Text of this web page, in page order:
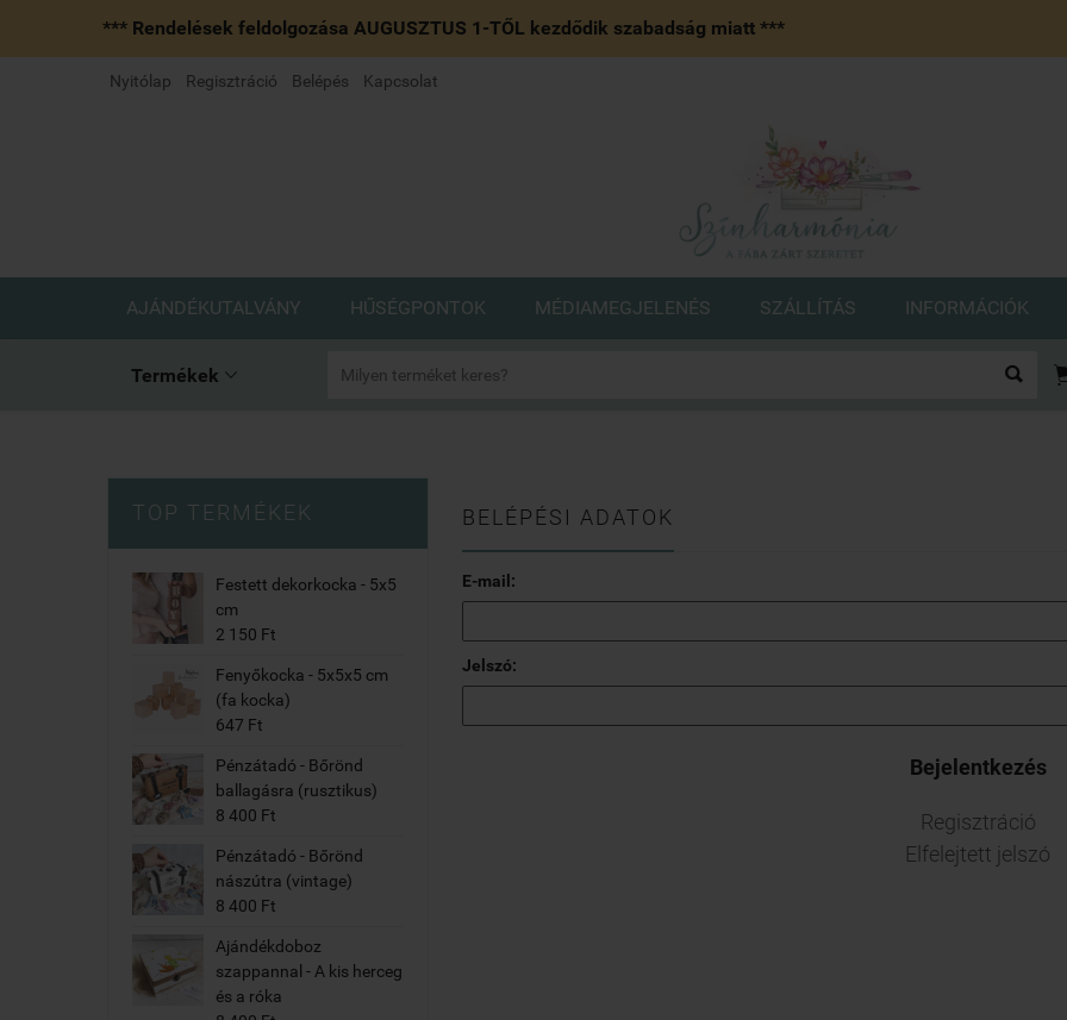
*** Rendelések feldolgozása AUGUSZTUS 1-TŐL kezdődik szabadság miatt ***
Nyitólap Regisztráció Belépés Kapcsolat
AJÁNDÉKUTALVÁNY HŰSÉGPONTOK MÉDIAMEGJELENÉS SZÁLLÍTÁS INFORMÁCIÓK
Termékek  
TOP TERMÉKEK
Festett dekorkocka - 5x5
cm
2 150 Ft
Fenyőkocka - 5x5x5 cm
(fa kocka)
647 Ft
Pénzátadó - Bőrönd
ballagásra (rusztikus)
8 400 Ft
Pénzátadó - Bőrönd
nászútra (vintage)
8 400 Ft
Ajándékdoboz
szappannal - A kis herceg
és a róka
BELÉPÉSI ADATOK
E-mail:
Jelszó:
Regisztráció
Elfelejtett jelszó